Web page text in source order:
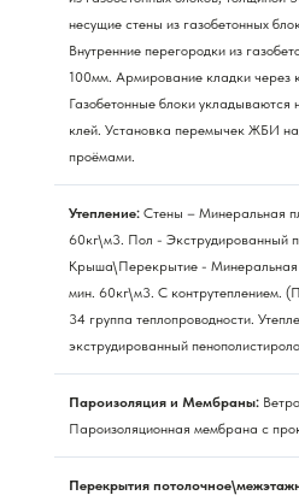
несущие стены из газобетонных
Внутренние перегородки из
100мм. Армирование кладки через
Газобетонные блоки
клей. Установка перемычек ЖБИ
проёмами.
Утепление: Стены – Минеральная
60кг\м3. Пол - Экструдированный
Крыша\Перекрытие - Минеральная
мин. 60кг\м3. С контрутеплением.
34 группа теплопроводности.
экструдированный
Пароизоляция и Мембраны:
Пароизоляционная мембрана с
Перекрытия